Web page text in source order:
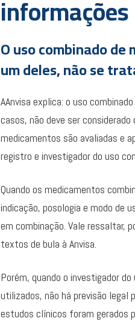
O uso combinado
um deles, não se
AAnvisa explica: o uso
casos, não deve ser
medicamentos são avaliadas e
registro e investigador do uso
Quando os medicamentos
indicação, posologia e modo de
em combinação. Vale ressaltar,
textos de bula à Anvisa.
Porém, quando o investigador
utilizados, não há previsão legal
estudos clínicos foram gerados